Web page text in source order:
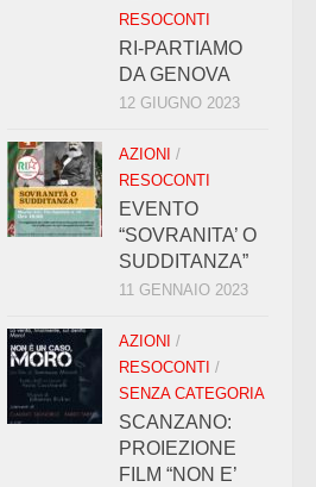
RESOCONTI
RI-PARTIAMO
DA GENOVA
12 GIUGNO 2023
AZIONI /
RESOCONTI
EVENTO
“SOVRANITA’ O
SUDDITANZA”
11 GENNAIO 2023
AZIONI /
RESOCONTI /
SENZA CATEGORIA
SCANZANO:
PROIEZIONE
FILM “NON E’